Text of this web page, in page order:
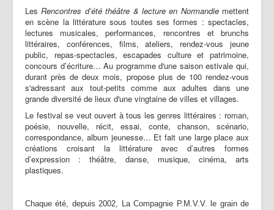
Bibliothèque
Téléchargements
Partenaires | Liens
Presse | Archives
Contact
LesRencontres d’été théâtre & lecture en Normandiemettent
en scène la littérature sous toutes ses formes : spectacles,
lectures musicales, performances, rencontres et brunchs
littéraires, conférences, films, ateliers, rendez-vous jeune
public, repas-spectacles, escapades culture et patrimoine,
concours d’écriture… Au programme d'une saison estivale qui,
durant près de deux mois, propose plus de 100 rendez-vous
s'adressant aux tout-petits comme aux adultes dans une
grande diversité de lieux d'une vingtaine de villes et villages.
Le festival se veut ouvert à tous les genres littéraires : roman,
poésie, nouvelle, récit, essai, conte, chanson, scénario,
correspondance, album jeunesse… Et fait une large place aux
créations croisant la littérature avec d’autres formes
d’expression : théâtre, danse, musique, cinéma, arts
plastiques.
Chaque été, depuis 2002, La Compagnie P.M.V.V. le grain de